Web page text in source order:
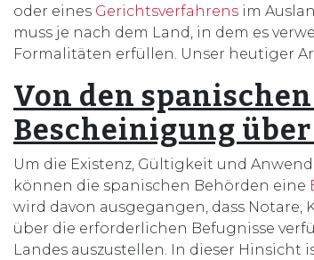
oder eines Gerichtsverfahrens im
muss je nach dem Land, in dem es
Formalitäten erfüllen. Unser heutiger
Von den
Bescheinigung
Um die Existenz, Gültigkeit und
können die spanischen Behörden eine
wird davon ausgegangen, dass
über die erforderlichen Befugnisse
Landes auszustellen. In dieser Hinsicht